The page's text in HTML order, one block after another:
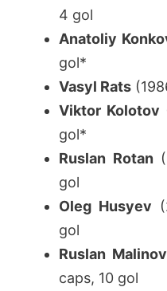
4 gol
Anatoliy
gol*
Vasyl Rats
Viktor Kolotov
gol*
Ruslan Rotan
gol
Oleg Husyev
gol
Ruslan
caps, 10 gol